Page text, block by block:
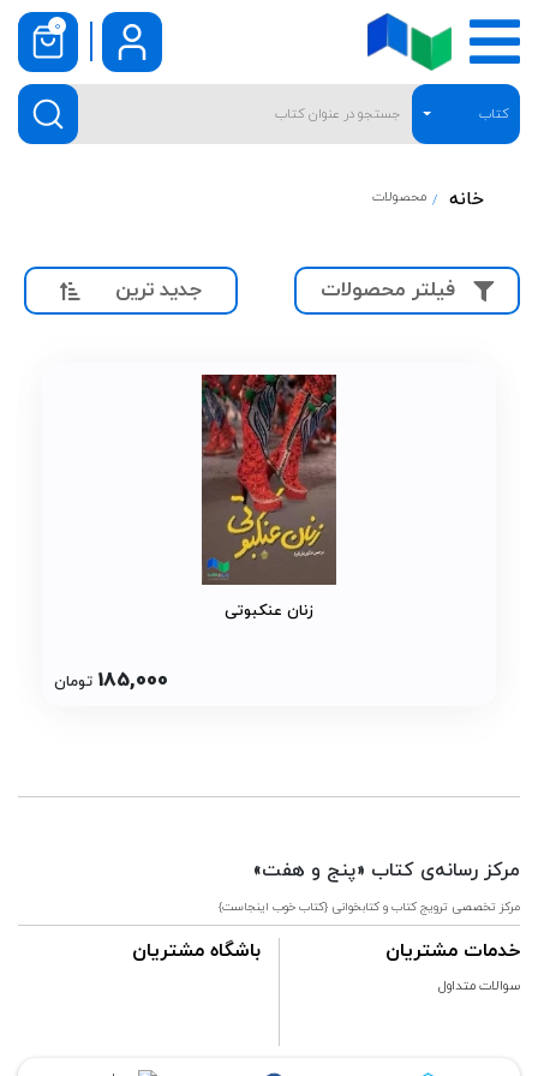
کتاب
0
خانه محصولات
فیلتر محصولات جدید ترین
زنان عنکبوتی
185,000 تومان
مرکز رسانه‌ی کتاب «پنج و هفت»
مرکز تخصصی ترویج کتاب و کتابخوانی {کتاب خوب اینجاست}
خدمات مشتریان
سوالات متداول
باشگاه مشتریان